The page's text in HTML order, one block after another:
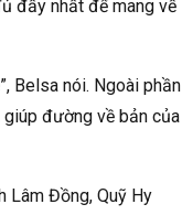
đầy nhất để mang về
Belsa nói. Ngoài phần
đường về bản của
Lâm Đồng, Quỹ Hy